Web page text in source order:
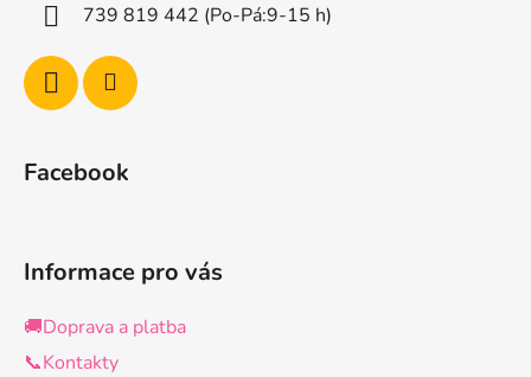
739 819 442 (Po-Pá:9-15 h)
Facebook
Informace pro vás
🚚Doprava a platba
📞Kontakty